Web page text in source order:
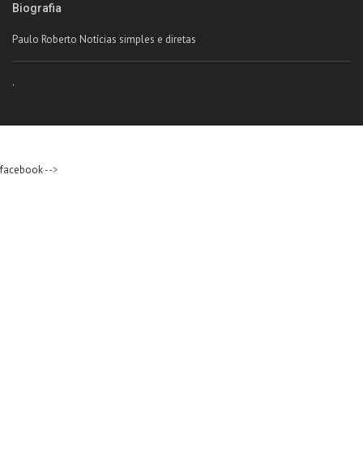
Biografia
Paulo Roberto Notícias simples e diretas
.
facebook-->